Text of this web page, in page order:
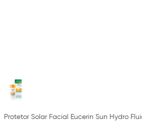
Protetor Solar Facial Eucerin Sun Hydro